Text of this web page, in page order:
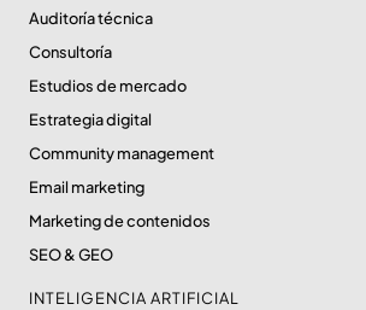
Auditoría técnica
Consultoría
Estudios de mercado
Estrategia digital
Community management
Email marketing
Marketing de contenidos
SEO & GEO
INTELIGENCIA ARTIFICIAL